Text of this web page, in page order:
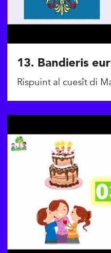
13. Bandieris
Rispuint al cuesît di